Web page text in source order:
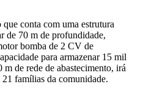
conta com uma estrutura
de 70 m de profundidade,
bomba de 2 CV de
para armazenar 15 mil
de rede de abastecimento, irá
famílias da comunidade.